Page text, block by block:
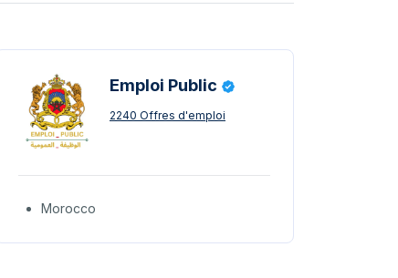
Emploi Public
2240 Offres d'emploi
Morocco